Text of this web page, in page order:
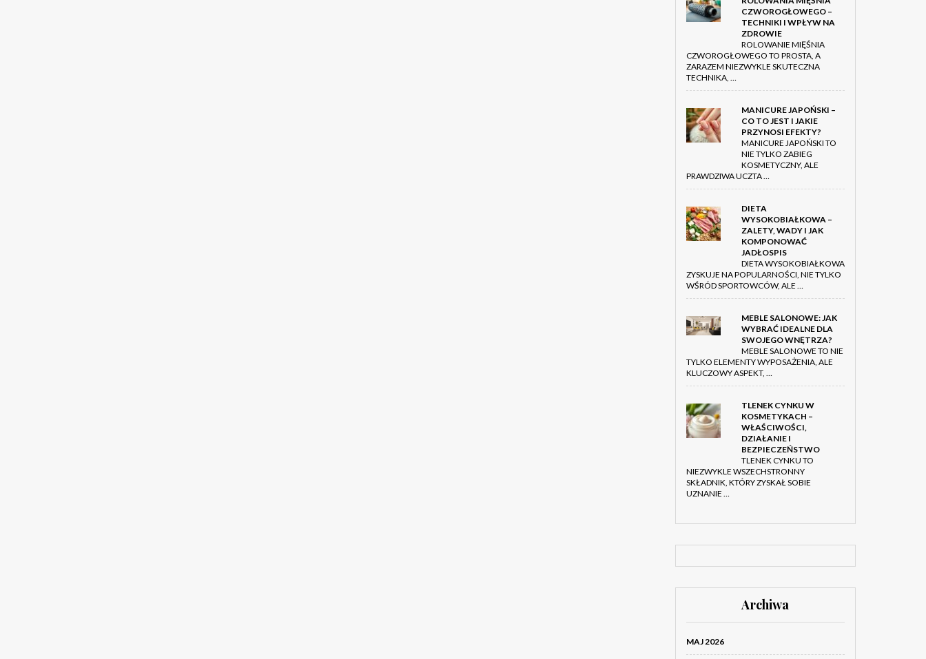
CZWOROGŁOWEGO –
TECHNIKI I WPŁYW NA
ZDROWIE
ROLOWANIE MIĘŚNIA
CZWOROGŁOWEGO TO PROSTA, A
ZARAZEM NIEZWYKLE SKUTECZNA
TECHNIKA, …
MANICURE JAPOŃSKI –
CO TO JEST I JAKIE
PRZYNOSI EFEKTY?
MANICURE JAPOŃSKI TO
NIE TYLKO ZABIEG
KOSMETYCZNY, ALE
PRAWDZIWA UCZTA …
DIETA
WYSOKOBIAŁKOWA –
ZALETY, WADY I JAK
KOMPONOWAĆ
JADŁOSPIS
DIETA WYSOKOBIAŁKOWA
ZYSKUJE NA POPULARNOŚCI, NIE TYLKO
WŚRÓD SPORTOWCÓW, ALE …
MEBLE SALONOWE: JAK
WYBRAĆ IDEALNE DLA
SWOJEGO WNĘTRZA?
MEBLE SALONOWE TO NIE
TYLKO ELEMENTY WYPOSAŻENIA, ALE
KLUCZOWY ASPEKT, …
TLENEK CYNKU W
KOSMETYKACH –
WŁAŚCIWOŚCI,
DZIAŁANIE I
BEZPIECZEŃSTWO
TLENEK CYNKU TO
NIEZWYKLE WSZECHSTRONNY
SKŁADNIK, KTÓRY ZYSKAŁ SOBIE
UZNANIE …
Archiwa
MAJ 2026